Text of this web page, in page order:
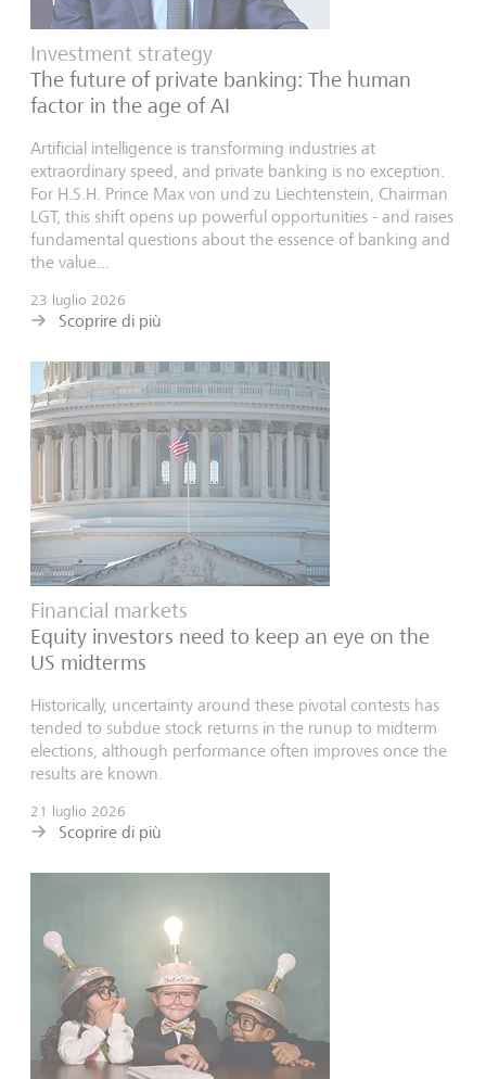
Investment strategy
The future of private banking: The human
factor in the age of AI
Artificial intelligence is transforming industries at
extraordinary speed, and private banking is no exception.
For H.S.H. Prince Max von und zu Liechtenstein, Chairman
LGT, this shift opens up powerful opportunities - and raises
fundamental questions about the essence of banking and
the value...
23 luglio 2026
Scoprire di più
Financial markets
Equity investors need to keep an eye on the
US midterms
Historically, uncertainty around these pivotal contests has
tended to subdue stock returns in the runup to midterm
elections, although performance often improves once the
results are known.
21 luglio 2026
Scoprire di più